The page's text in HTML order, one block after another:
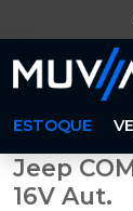
ESTOQUE
Jeep
16V Aut.